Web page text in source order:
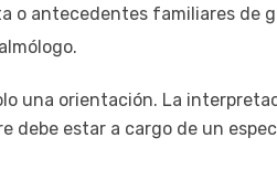
o antecedentes familiares de
una orientación. La
debe estar a cargo de un